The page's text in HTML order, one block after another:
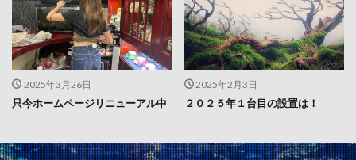
2025年3月26日
只今ホームページリニューアル中
2025年2月3日
２０２５年１台目の設置は！